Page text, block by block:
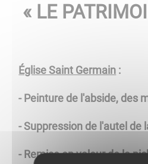
« LE
Église Saint Germain :
- Peinture de l'abside, des
- Suppression de l'autel de
- Remise en valeur de la